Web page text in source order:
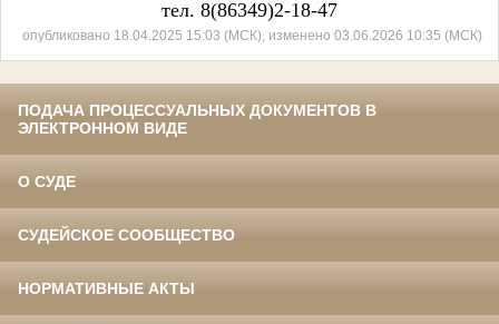
тел. 8(86349)2-18-47
опубликовано 18.04.2025 15:03 (МСК), изменено 03.06.2026 10:35 (МСК)
ПОДАЧА ПРОЦЕССУАЛЬНЫХ ДОКУМЕНТОВ В
ЭЛЕКТРОННОМ ВИДЕ
О СУДЕ
СУДЕЙСКОЕ СООБЩЕСТВО
НОРМАТИВНЫЕ АКТЫ